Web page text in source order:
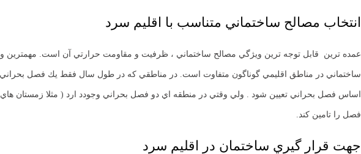
انتخاب مصالح ساختماني متناسب با اقليم سرد
عمده ترين قابل توجه ترين ويژگي مصالح ساختماني ، ظرفيت و مقاومت حرارتي آن است. مهمترين
ساختماني در مناطق اقليمي گوناگون متفاوت است. در مناطقي كه در طول سال فقط يك فصل
اساس فصل بحراني تعيين شود . ولي وقتي در منطقه اي دو فصل بحراني وجودد ارد ( مثلا زمستان
فصل را تامين كند.
جهت قرار گيري ساختمان در اقلیم سرد